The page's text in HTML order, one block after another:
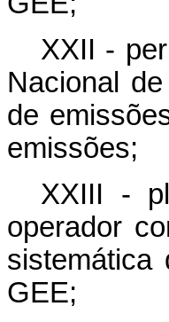
XXII -
Nacional
de
emissões;
XXIII -
operador
sistemática
GEE;